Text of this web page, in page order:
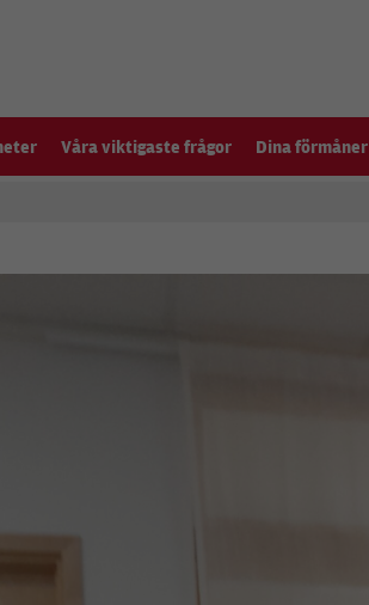
Våra viktigaste frågor Dina förmåner